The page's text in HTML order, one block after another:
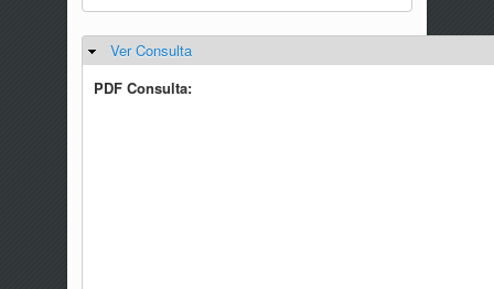
Ocultar
Ver Consulta
PDF Consulta: